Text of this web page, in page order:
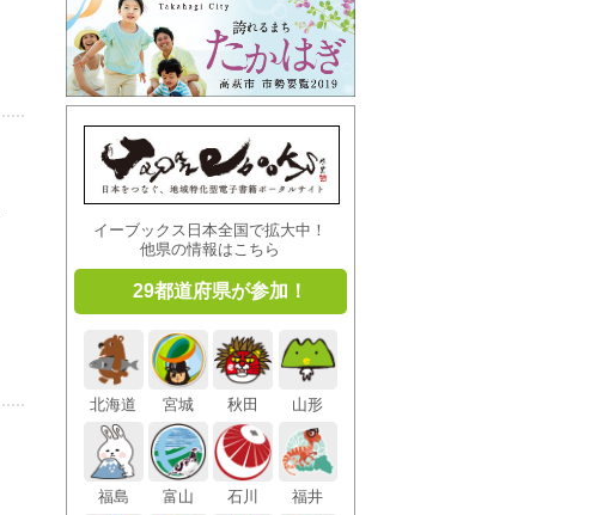
イーブックス日本全国で拡大中！
他県の情報はこちら
29都道府県が参加！
北海道 宮城 秋田 山形
福島 富山 石川 福井